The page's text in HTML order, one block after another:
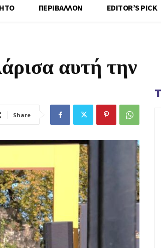
ΠΕΡΙΒΑΛΛΟΝ EDITOR’S PICK
αυτή την
Share